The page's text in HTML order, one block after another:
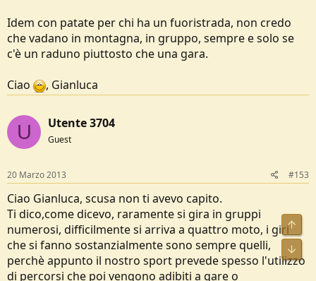
Idem con patate per chi ha un fuoristrada, non credo
che vadano in montagna, in gruppo, sempre e solo se
c'è un raduno piuttosto che una gara.
Ciao
, Gianluca
U Utente 3704
Guest
20 Marzo 2013 #153
Ciao Gianluca, scusa non ti avevo capito.
Ti dico,come dicevo, raramente si gira in gruppi
numerosi, difficilmente si arriva a quattro moto, i giri
che si fanno sostanzialmente sono sempre quelli,
perchè appunto il nostro sport prevede spesso l'utilizzo
di percorsi che poi vengono adibiti a gare o
Alto